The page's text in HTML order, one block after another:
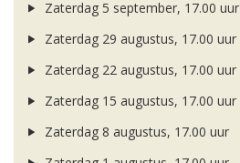
Zaterdag 5 september, 17.00 uur
Zaterdag 29 augustus, 17.00 uur
Zaterdag 22 augustus, 17.00 uur
Zaterdag 15 augustus, 17.00 uur
Zaterdag 8 augustus, 17.00 uur